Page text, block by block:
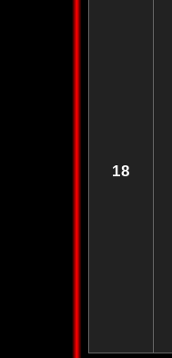
18